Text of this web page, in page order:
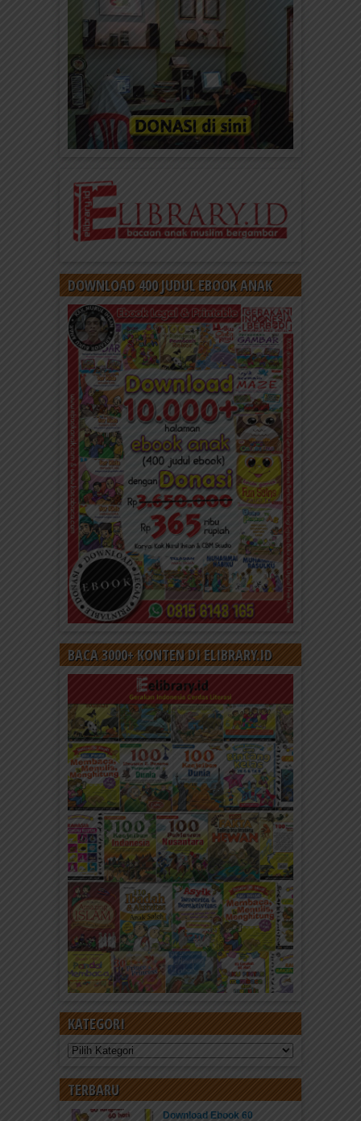
DOWNLOAD 400 JUDUL EBOOK ANAK
BACA 3000+ KONTEN DI ELIBRARY.ID
KATEGORI
Kategori
TERBARU
Download Ebook 60